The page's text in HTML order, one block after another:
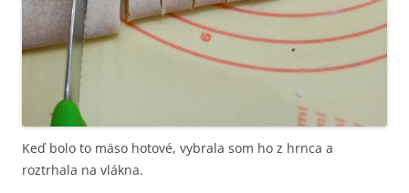
Keď bolo to mäso hotové, vybrala som ho z hrnca a
roztrhala na vlákna.